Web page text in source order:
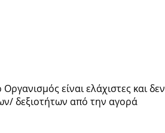
είναι ελάχιστες και δεν
δεξιοτήτων από την αγορά